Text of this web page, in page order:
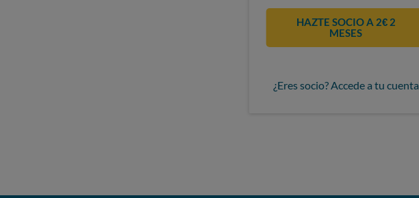
HAZTE SOCIO A 2€ 2
MESES
¿Eres socio? Accede a tu cuenta